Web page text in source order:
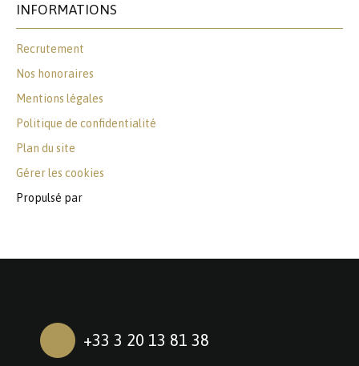
INFORMATIONS
Recrutement
Nos honoraires
Mentions légales
Politique de confidentialité
Plan du site
Gérer les cookies
Propulsé par
+33 3 20 13 81 38